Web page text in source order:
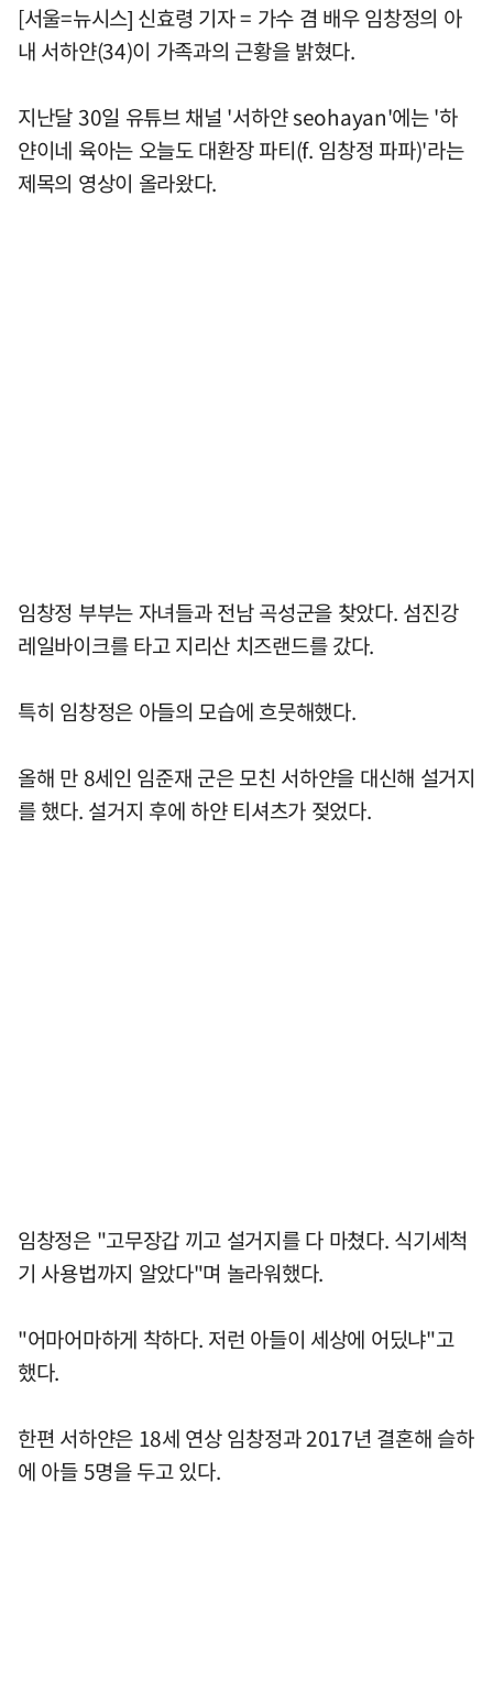
[서울=뉴시스] 신효령 기자 = 가수 겸 배우 임창정의 아
내 서하얀(34)이 가족과의 근황을 밝혔다.
지난달 30일 유튜브 채널 '서하얀 seohayan'에는 '하
얀이네 육아는 오늘도 대환장 파티(f. 임창정 파파)'라는
제목의 영상이 올라왔다.
임창정 부부는 자녀들과 전남 곡성군을 찾았다. 섬진강
레일바이크를 타고 지리산 치즈랜드를 갔다.
특히 임창정은 아들의 모습에 흐뭇해했다.
올해 만 8세인 임준재 군은 모친 서하얀을 대신해 설거지
를 했다. 설거지 후에 하얀 티셔츠가 젖었다.
임창정은 "고무장갑 끼고 설거지를 다 마쳤다. 식기세척
기 사용법까지 알았다"며 놀라워했다.
"어마어마하게 착하다. 저런 아들이 세상에 어딨냐"고
했다.
한편 서하얀은 18세 연상 임창정과 2017년 결혼해 슬하
에 아들 5명을 두고 있다.